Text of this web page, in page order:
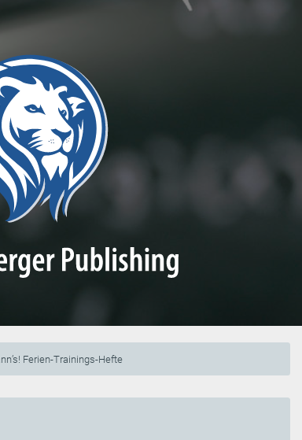
Ferien-Trainings-Hefte